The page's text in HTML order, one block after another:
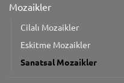
Mozaikler
Cilalı Mozaikler
Eskitme Mozaikler
Sanatsal Mozaikler